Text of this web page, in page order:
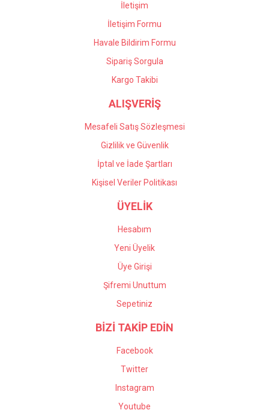
Gönder
İletişim
İletişim Formu
Havale Bildirim Formu
Sipariş Sorgula
Kargo Takibi
ALIŞVERİŞ
Mesafeli Satış Sözleşmesi
Gizlilik ve Güvenlik
İptal ve İade Şartları
Kişisel Veriler Politikası
ÜYELİK
Hesabım
Yeni Üyelik
Üye Girişi
Şifremi Unuttum
Sepetiniz
BİZİ TAKİP EDİN
Facebook
Twitter
Instagram
Youtube